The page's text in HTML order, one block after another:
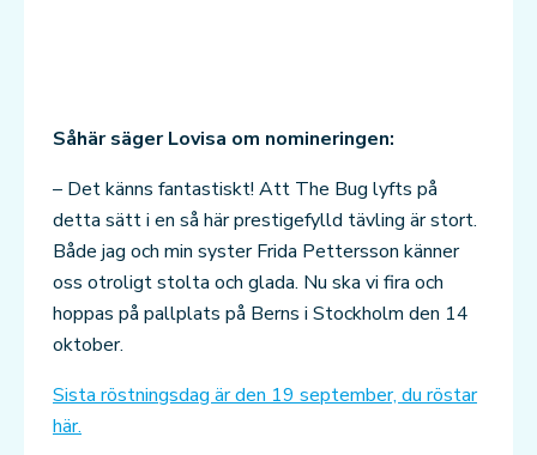
Såhär säger Lovisa om nomineringen:
– Det känns fantastiskt! Att The Bug lyfts på
detta sätt i en så här prestigefylld tävling är stort.
Både jag och min syster Frida Pettersson känner
oss otroligt stolta och glada. Nu ska vi fira och
hoppas på pallplats på Berns i Stockholm den 14
oktober.
Sista röstningsdag är den 19 september, du röstar
här.